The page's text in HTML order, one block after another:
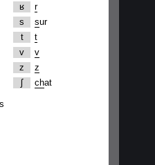
ʁ
r
s
sur
t
t
v
v
z
z
ʃ
chat